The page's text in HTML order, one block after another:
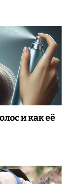
и как её